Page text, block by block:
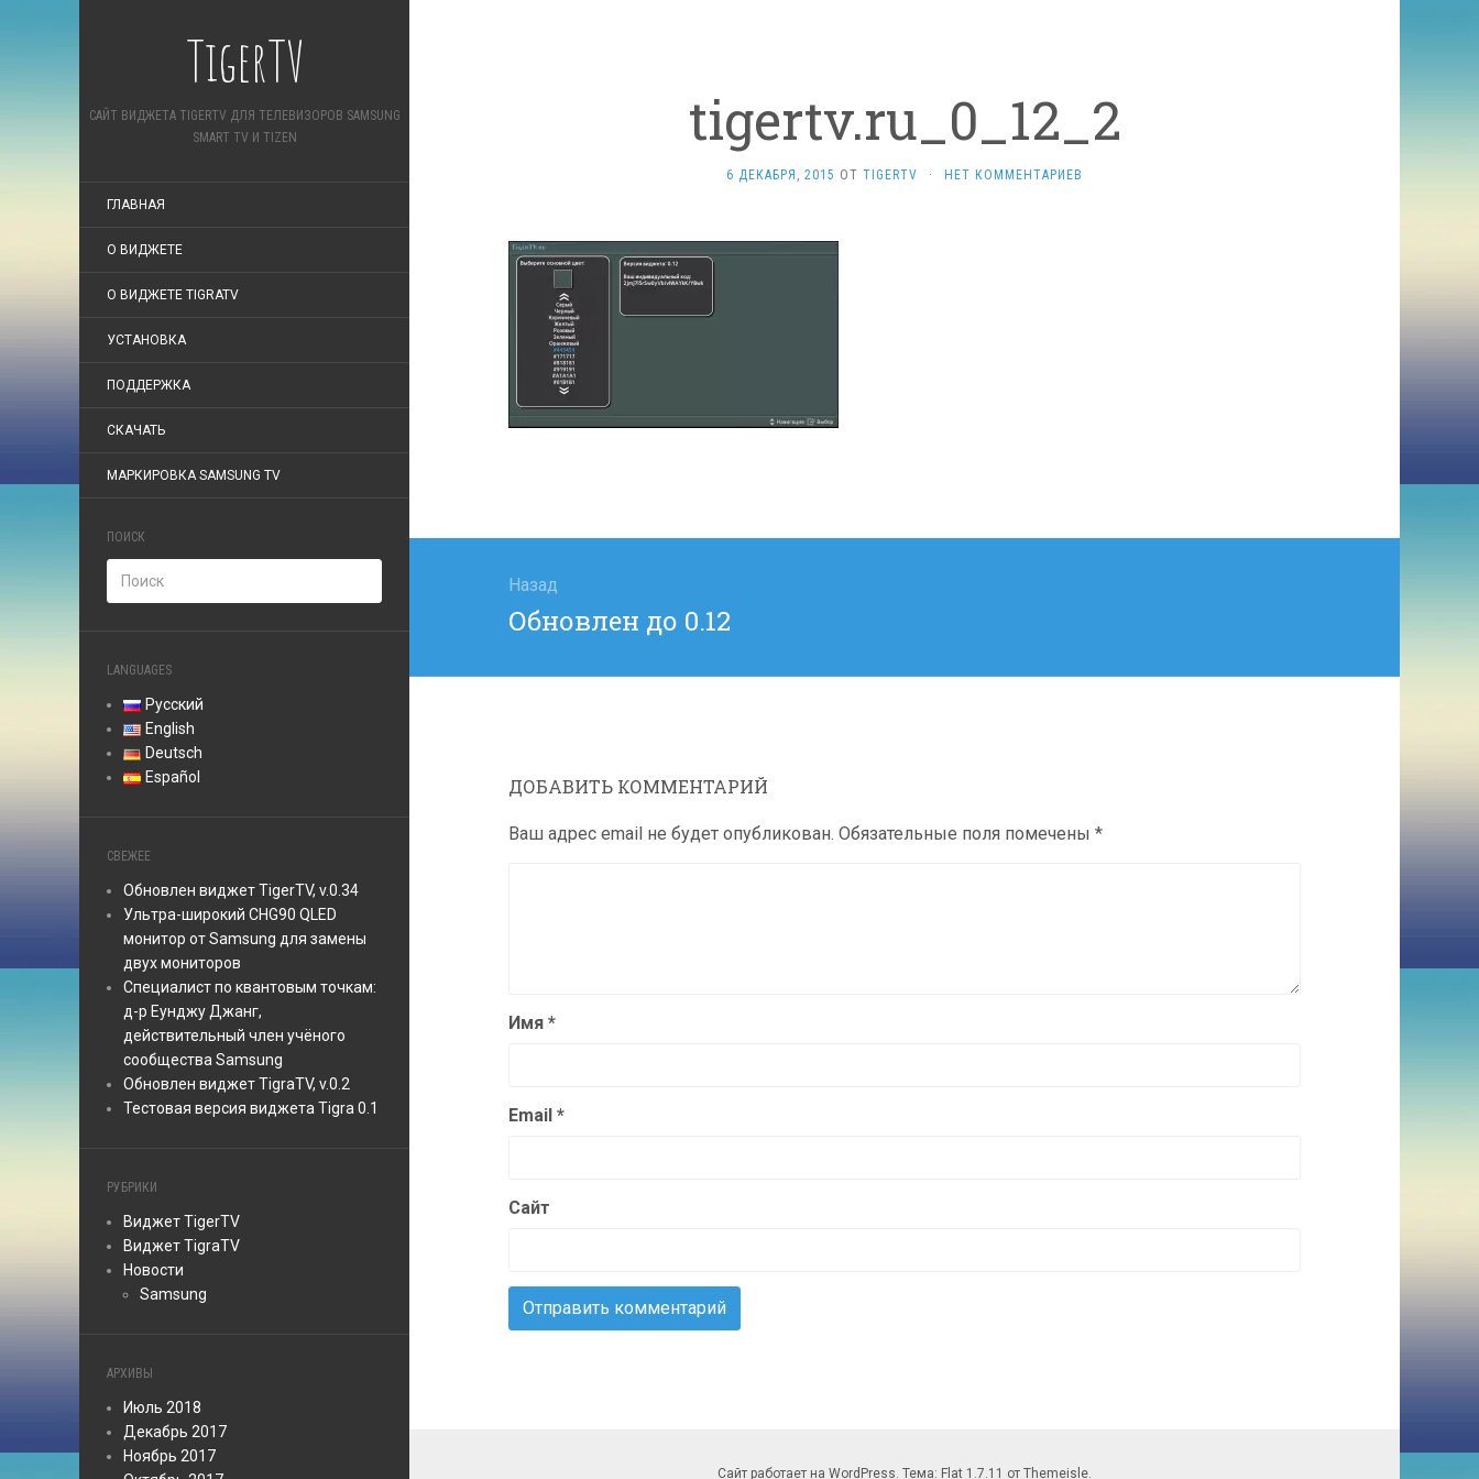
TigerTV
САЙТ ВИДЖЕТА TIGERTV ДЛЯ ТЕЛЕВИЗОРОВ SAMSUNG
SMART TV И TIZEN
ГЛАВНАЯ
О ВИДЖЕТЕ
О ВИДЖЕТЕ TIGRATV
УСТАНОВКА
ПОДДЕРЖКА
СКАЧАТЬ
МАРКИРОВКА SAMSUNG TV
ПОИСК
LANGUAGES
Русский
English
Deutsch
Español
СВЕЖЕЕ
Обновлен виджет TigerTV, v.0.34
Ультра-широкий CHG90 QLED
монитор от Samsung для замены
двух мониторов
Специалист по квантовым точкам:
д-р Еунджу Джанг,
действительный член учёного
сообщества Samsung
Обновлен виджет TigraTV, v.0.2
Тестовая версия виджетa Tigra 0.1
РУБРИКИ
Виджет TigerTV
Виджет TigraTV
Новости
Samsung
АРХИВЫ
Июль 2018
Декабрь 2017
Ноябрь 2017
tigertv.ru_0_12_2
6 ДЕКАБРЯ, 2015 ОТ TIGERTV · НЕТ КОММЕНТАРИЕВ
записям
Назад
Предыдущая
Обновлен до 0.12
ДОБАВИТЬ КОММЕНТАРИЙ
Ваш адрес email не будет опубликован. Обязательные поля помечены *
Имя *
Email *
Сайт
Сайт работает на WordPress. Тема: Flat 1.7.11 от Themeisle.